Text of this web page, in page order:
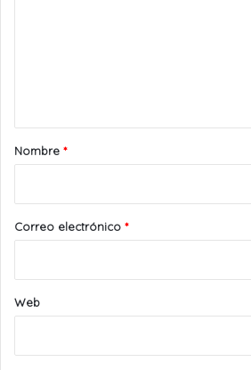
r
*
Nombre *
Correo electrónico *
Web